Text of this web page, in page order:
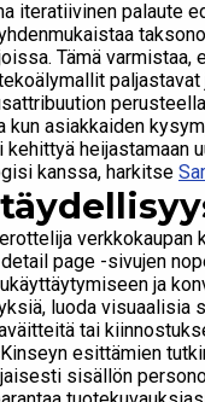
iteratiivinen palaute
Tämä varmistaa,
kun asiakkaiden
heijastamaan
kanssa, harkitse
page -sivujen
ja
luoda
tai
esittämien
sisällön